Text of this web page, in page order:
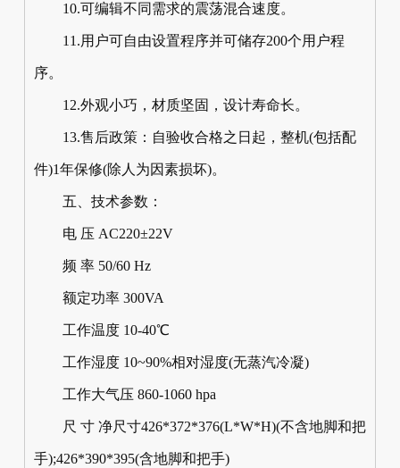
10.可编辑不同需求的震荡混合速度。
11.用户可自由设置程序并可储存200个用户程
序。
12.外观小巧，材质坚固，设计寿命长。
13.售后政策：自验收合格之日起，整机(包括配
件)1年保修(除人为因素损坏)。
五、技术参数：
电 压 AC220±22V
频 率 50/60 Hz
额定功率 300VA
工作温度 10-40℃
工作湿度 10~90%相对湿度(无蒸汽冷凝)
工作大气压 860-1060 hpa
尺 寸 净尺寸426*372*376(L*W*H)(不含地脚和把
手);426*390*395(含地脚和把手)